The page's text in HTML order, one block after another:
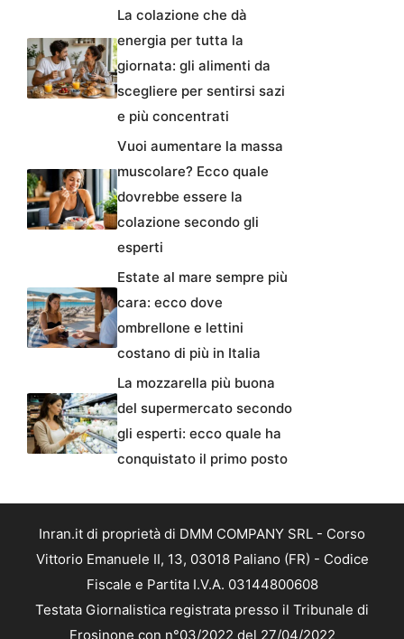
La colazione che dà
energia per tutta la
giornata: gli alimenti da
scegliere per sentirsi sazi
e più concentrati
Vuoi aumentare la massa
muscolare? Ecco quale
dovrebbe essere la
colazione secondo gli
esperti
Estate al mare sempre più
cara: ecco dove
ombrellone e lettini
costano di più in Italia
La mozzarella più buona
del supermercato secondo
gli esperti: ecco quale ha
conquistato il primo posto
Inran.it di proprietà di DMM COMPANY SRL - Corso
Vittorio Emanuele II, 13, 03018 Paliano (FR) - Codice
Fiscale e Partita I.V.A. 03144800608
Testata Giornalistica registrata presso il Tribunale di
Frosinone con n°03/2022 del 27/04/2022